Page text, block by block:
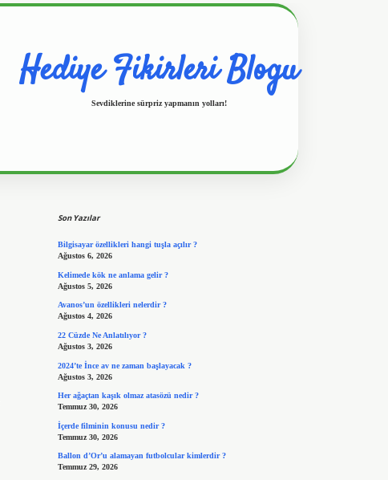
Hediye Fikirleri Blogu
Sevdiklerine sürpriz yapmanın yolları!
Son Yazılar
Bilgisayar özellikleri hangi tuşla açılır ?
Ağustos 6, 2026
Kelimede kök ne anlama gelir ?
Ağustos 5, 2026
Avanos’un özellikleri nelerdir ?
Ağustos 4, 2026
22 Cüzde Ne Anlatılıyor ?
Ağustos 3, 2026
2024’te İnce av ne zaman başlayacak ?
Ağustos 3, 2026
Her ağaçtan kaşık olmaz atasözü nedir ?
Temmuz 30, 2026
İçerde filminin konusu nedir ?
Temmuz 30, 2026
Ballon d’Or’u alamayan futbolcular kimlerdir ?
Temmuz 29, 2026